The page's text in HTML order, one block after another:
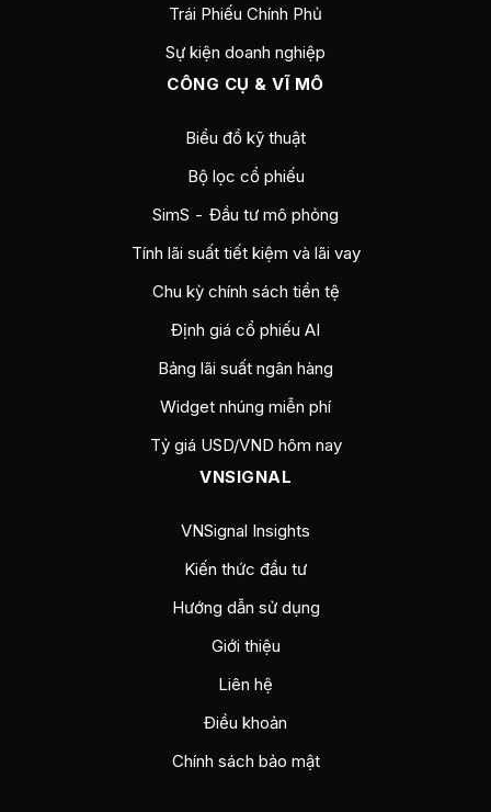
Trái Phiếu Chính Phủ
Sự kiện doanh nghiệp
CÔNG CỤ & VĨ MÔ
Biểu đồ kỹ thuật
Bộ lọc cổ phiếu
SimS - Đầu tư mô phỏng
Tính lãi suất tiết kiệm và lãi vay
Chu kỳ chính sách tiền tệ
Định giá cổ phiếu AI
Bảng lãi suất ngân hàng
Widget nhúng miễn phí
Tỷ giá USD/VND hôm nay
VNSIGNAL
VNSignal Insights
Kiến thức đầu tư
Hướng dẫn sử dụng
Giới thiệu
Liên hệ
Điều khoản
Chính sách bảo mật